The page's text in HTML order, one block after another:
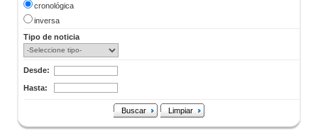
cronológica
inversa
Tipo de noticia
Desde:
Hasta:
Buscar Limpiar